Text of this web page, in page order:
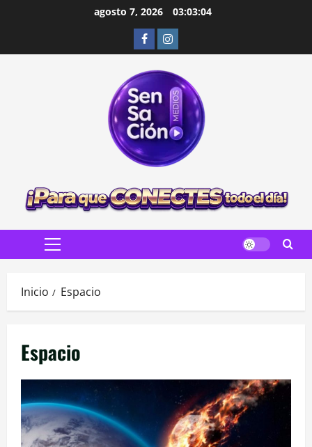
agosto 7, 2026 03:03:05
FacebookInstagram
Menú
Inicio Espacio
Espacio